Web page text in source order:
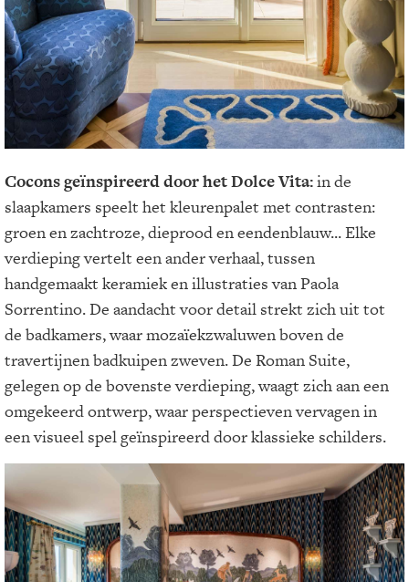
Cocons geïnspireerd door hetDolceVita:in de
slaapkamers speelt het kleurenpalet met contrasten:
groen en zachtroze, dieprood en eendenblauw... Elke
verdieping vertelt een ander verhaal, tussen
handgemaakt keramiek en illustraties van Paola
Sorrentino. De aandacht voor detail strekt zich uit tot
de badkamers, waar mozaïekzwaluwen boven de
travertijnen badkuipen zweven. De Roman Suite,
gelegen op de bovenste verdieping, waagt zich aan een
omgekeerd ontwerp, waar perspectieven vervagen in
een visueel spel geïnspireerd door klassieke schilders.